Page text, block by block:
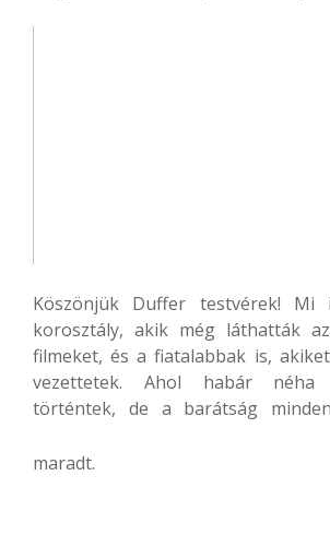
Köszönjük Duffer testvérek! Mi
korosztály, akik még láthatták
filmeket, és a fiatalabbak is,
vezettetek. Ahol habár
történtek, de a barátság
maradt.